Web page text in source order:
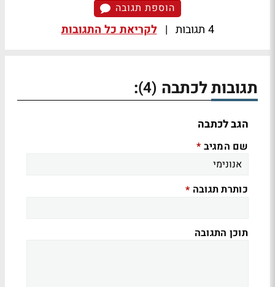
הוספת תגובה
4 תגובות | לקריאת כל התגובות
תגובות לכתבה (4)
:
הגב לכתבה
שם המגיב *
כותרת תגובה *
תוכן התגובה